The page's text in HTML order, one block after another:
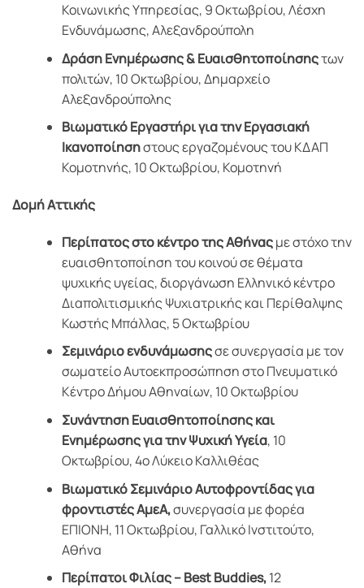
Κοινωνικής Υπηρεσίας, 9 Οκτωβρίου, Λέσχη
Ενδυνάμωσης, Αλεξανδρούπολη
Δράση Ενημέρωσης & Ευαισθητοποίησηςτων
πολιτών, 10 Οκτωβρίου, Δημαρχείο
Αλεξανδρούπολης
Βιωματικό Εργαστήρι για την Εργασιακή
Ικανοποίησηστους εργαζομένους του ΚΔΑΠ
Κομοτηνής, 10 Οκτωβρίου, Κομοτηνή
Δομή Αττικής
Περίπατος στο κέντρο της Αθήναςμε στόχο την
ευαισθητοποίηση του κοινού σε θέματα
ψυχικής υγείας, διοργάνωση Ελληνικό κέντρο
Διαπολιτισμικής Ψυχιατρικής και Περίθαλψης
Κωστής Μπάλλας, 5 Οκτωβρίου
Σεμινάριο ενδυνάμωσηςσε συνεργασία με τον
σωματείο Αυτοεκπροσώπηση στο Πνευματικό
Κέντρο Δήμου Αθηναίων, 10 Οκτωβρίου
Συνάντηση Ευαισθητοποίησης και
Ενημέρωσης για την Ψυχική Υγεία, 10
Οκτωβρίου, 4ο Λύκειο Καλλιθέας
Βιωματικό Σεμινάριο Αυτοφροντίδας για
φροντιστές ΑμεΑ,συνεργασία με φορέα
ΕΠΙΟΝΗ, 11 Οκτωβρίου, Γαλλικό Ινστιτούτο,
Αθήνα
Περίπατοι Φιλίας –BestBuddies,12